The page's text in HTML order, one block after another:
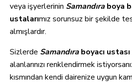
veya işyerlerinin Samandıra boya
ustalarımız sorunsuz bir şekilde
almışlardır.
Sizlerde Samandıra boyacı ustası
alanlarınızı renklendirmek
kısmından kendi dairenize uygun